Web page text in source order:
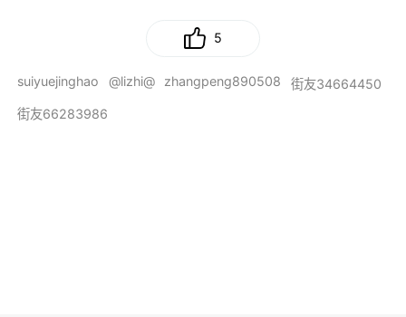
5
suiyuejinghao @lizhi@ zhangpeng890508
街友34664450
街友66283986